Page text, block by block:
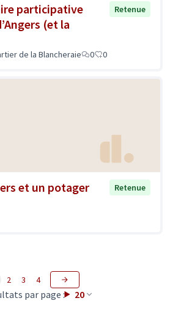
participative
(et la
Retenue
de la Blancheraie 0 0
et un potager
Retenue
par page : 20
2 3 4